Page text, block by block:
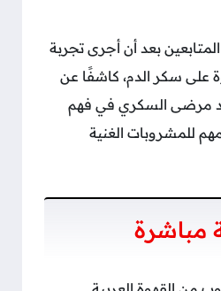
المتابعين بعد أن أجرى تجربة
على سكر الدم، كاشفًا عن
مرضى السكري في فهم
للمشروبات الغنية
مباشرة